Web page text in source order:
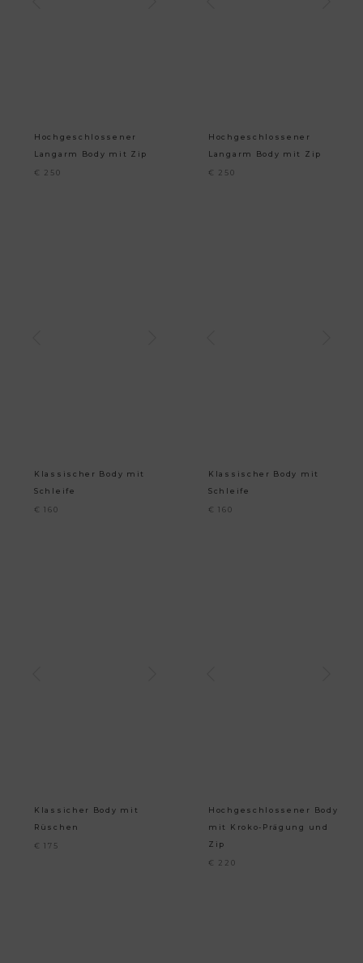
Hochgeschlossener
Langarm Body mit Zip
€ 250
Hochgeschlossener
Langarm Body mit Zip
€ 250
Klassischer Body mit
Schleife
€ 160
Klassischer Body mit
Schleife
€ 160
Klassicher Body mit
Rüschen
€ 175
Hochgeschlossener Body
mit Kroko-Prägung und
Zip
€ 220